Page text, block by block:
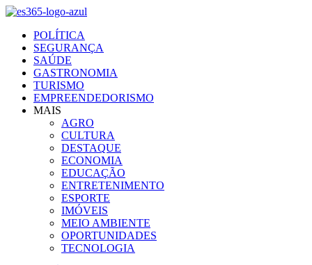
Ir
conteúdo
POLÍTICA
SEGURANÇA
SAÚDE
GASTRONOMIA
TURISMO
EMPREENDEDORISMO
MAIS
AGRO
CULTURA
DESTAQUE
ECONOMIA
EDUCAÇÃO
ENTRETENIMENTO
ESPORTE
IMÓVEIS
MEIO AMBIENTE
OPORTUNIDADES
TECNOLOGIA